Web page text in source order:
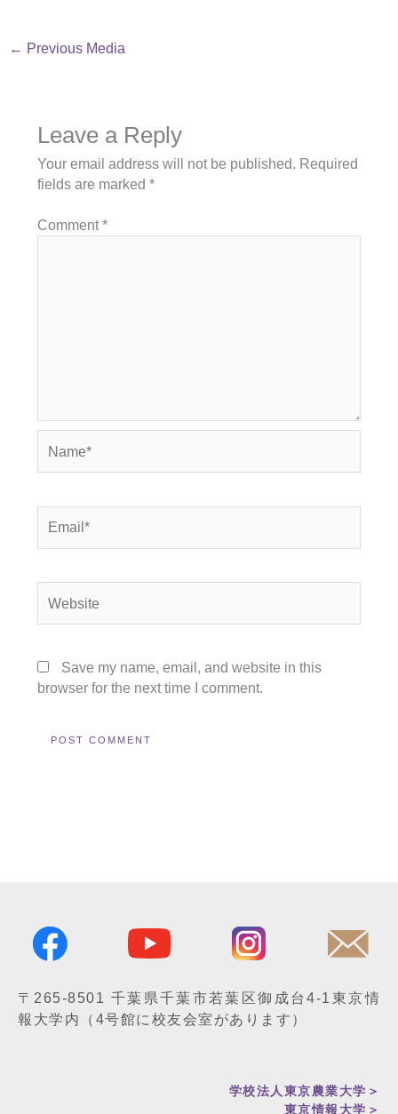
← Previous Media
Leave a Reply
Your email address will not be published. Required
fields are marked *
Comment*
Save my name, email, and website in this
browser for the next time I comment.
〒265-8501 千葉県千葉市若葉区御成台4-1 東京情
報大学内
（4号館に校友会室があります）
学校法人東京農業大学＞
東京情報大学 ＞